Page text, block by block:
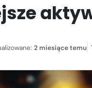
2 miesiące temu